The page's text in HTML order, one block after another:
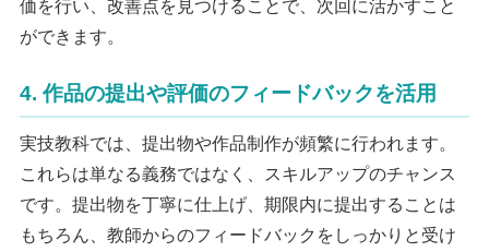
価を行い、改善点を見つけることで、次回に活かすこと
ができます。
4. 作品の提出や評価のフィードバックを活用
実技教科では、提出物や作品制作が頻繁に行われます。
これらは単なる義務ではなく、スキルアップのチャンス
です。提出物を丁寧に仕上げ、期限内に提出することは
もちろん、教師からのフィードバックをしっかりと受け